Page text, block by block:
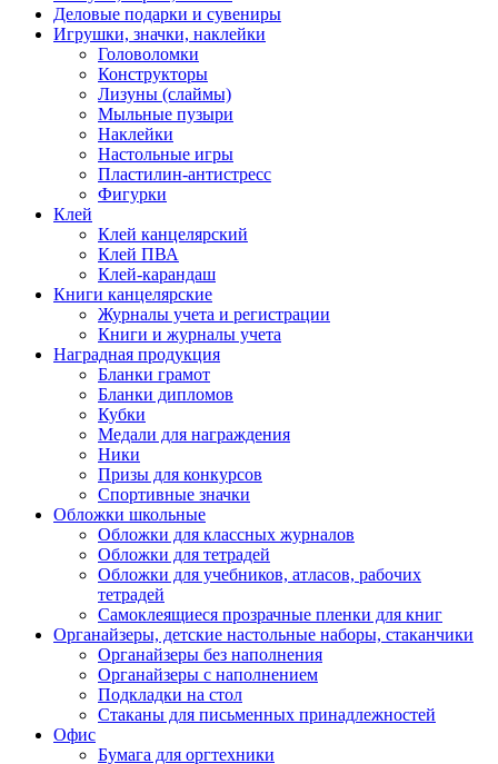
Деловые подарки и сувениры
Игрушки, значки, наклейки
Головоломки
Конструкторы
Лизуны (слаймы)
Мыльные пузыри
Наклейки
Настольные игры
Пластилин-антистресс
Фигурки
Клей
Клей канцелярский
Клей ПВА
Клей-карандаш
Книги канцелярские
Журналы учета и регистрации
Книги и журналы учета
Наградная продукция
Бланки грамот
Бланки дипломов
Кубки
Медали для награждения
Ники
Призы для конкурсов
Спортивные значки
Обложки школьные
Обложки для классных журналов
Обложки для тетрадей
Обложки для учебников, атласов, рабочих
тетрадей
Самоклеящиеся прозрачные пленки для книг
Органайзеры, детские настольные наборы, стаканчики
Органайзеры без наполнения
Органайзеры с наполнением
Подкладки на стол
Стаканы для письменных принадлежностей
Офис
Бумага для оргтехники